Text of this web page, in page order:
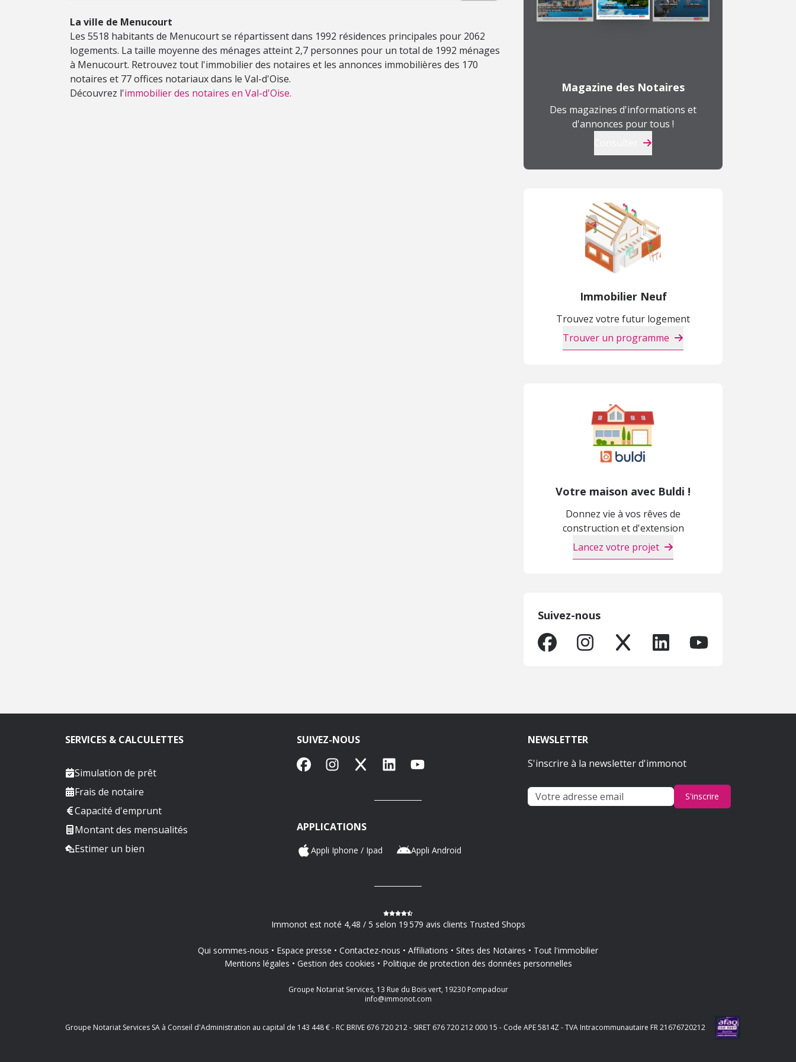
La ville de Menucourt
Les 5518 habitants de Menucourt se répartissent dans 1992 résidences principales pour 2062
logements. La taille moyenne des ménages atteint 2,7 personnes pour un total de 1992 ménages
à Menucourt. Retrouvez tout l'immobilier des notaires et les annonces immobilières des 170
notaires et 77 offices notariaux dans le Val-d'Oise.
Découvrez l'immobilier des notaires en Val-d'Oise. Magazine des Notaires
Des magazines d'informations et
d'annonces pour tous !
Immobilier Neuf
Trouvez votre futur logement
Trouver un programme
Votre maison avec Buldi !
Donnez vie à vos rêves de
construction et d'extension
Lancez votre projet
Suivez-nous
SERVICES & CALCULETTES
Simulation de prêt
Frais de notaire
Capacité d'emprunt
Montant des mensualités
Estimer un bien
SUIVEZ-NOUS
FacebookInstagram
X LinkedInYouTube
APPLICATIONS
Appli Iphone / Ipad Appli Android
NEWSLETTER
S'inscrire à la newsletter d'immonot
S'inscrire
Immonot est noté 4,48 / 5 selon 19 579 avis clients Trusted Shops
Qui sommes-nous Espace presse Contactez-nous Affiliations Sites des Notaires
Tout l'immobilier
Mentions légales
Gestion des cookies Politique de protection des données personnelles
Groupe Notariat Services, 13 Rue du Bois vert, 19230 Pompadour
info@immonot.com
Groupe Notariat Services SA à Conseil d'Administration au capital de 143 448 € - RC BRIVE 676 720 212 - SIRET 676 720 212 000 15 - Code APE 5814Z - TVA Intracommunautaire FR 21676720212